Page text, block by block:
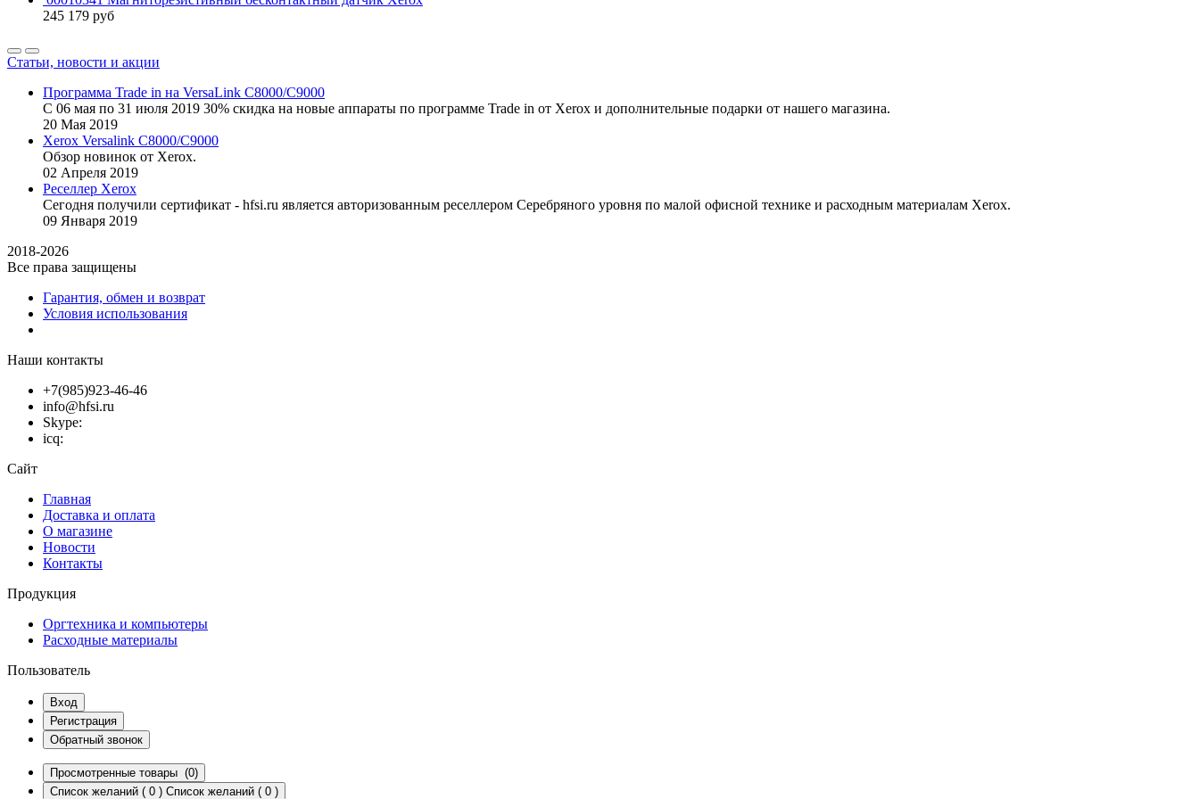
245 179 руб
Статьи, новости и акции
Программа Trade in на VersaLink C8000/C9000
С 06 мая по 31 июля 2019 30% скидка на новые аппараты по программе Trade in от Xerox и дополнительные подарки от нашего магазина.
20 Мая 2019
Xerox Versalink C8000/C9000
Обзор новинок от Xerox.
02 Апреля 2019
Реселлер Xerox
Сегодня получили сертификат - hfsi.ru является авторизованным реселлером Серебряного уровня по малой офисной технике и расходным материалам Xerox.
09 Января 2019
2018-2026
Все права защищены
Гарантия, обмен и возврат
Условия использования
Наши контакты
+7(985)923-46-46
info@hfsi.ru
Skype:
icq:
Сайт
Главная
Доставка и оплата
О магазине
Новости
Контакты
Продукция
Оргтехника и компьютеры
Расходные материалы
Пользователь
Вход
Регистрация
Обратный звонок
Просмотренные товары (0)
Список желаний ( 0 ) Список желаний ( 0 )